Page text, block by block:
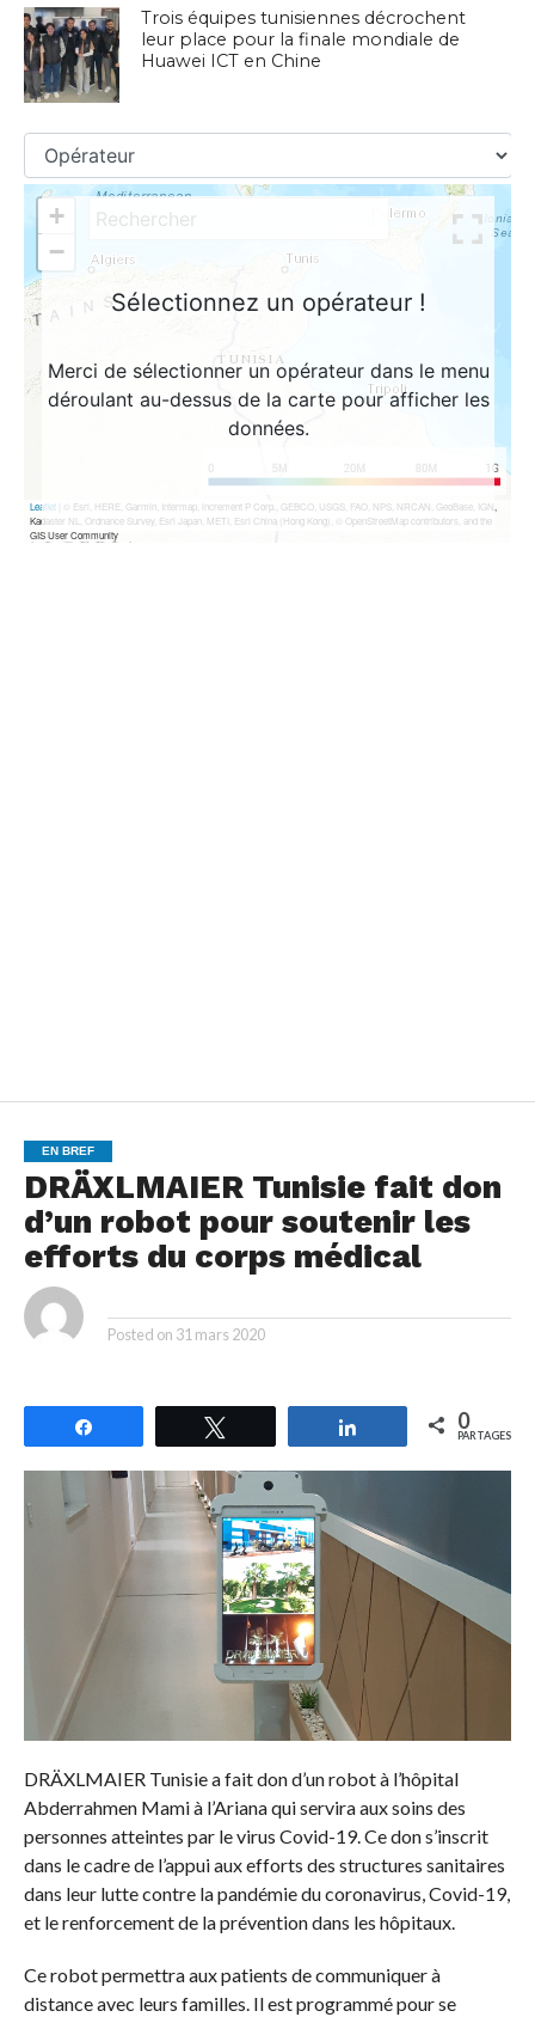
Trois équipes tunisiennes décrochent
leur place pour la finale mondiale de
Huawei ICT en Chine
EN BREF
DRÄXLMAIER Tunisie fait don
d’un robot pour soutenir les
efforts du corps médical
Posted on 31 mars 2020
Partagez 0
PARTAGES
DRÄXLMAIER Tunisie a fait don d’un robot à l’hôpital
Abderrahmen Mami à l’Ariana qui servira aux soins des
personnes atteintes par le virus Covid-19. Ce don s’inscrit
dans le cadre de l’appui aux efforts des structures sanitaires
dans leur lutte contre la pandémie du coronavirus, Covid-19,
et le renforcement de la prévention dans les hôpitaux.
Ce robot permettra aux patients de communiquer à
distance avec leurs familles. Il est programmé pour se